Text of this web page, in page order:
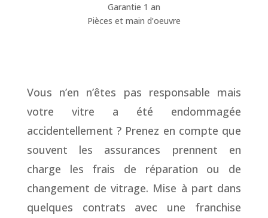
Garantie 1 an
Pièces et main d’oeuvre
Vous n’en n’êtes pas responsable mais
votre vitre a été endommagée
accidentellement ? Prenez en compte que
souvent les assurances prennent en
charge les frais de réparation ou de
changement de vitrage. Mise à part dans
quelques contrats avec une franchise